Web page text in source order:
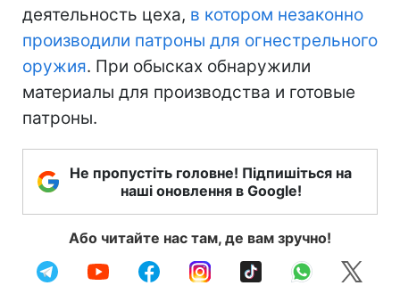
деятельность цеха, в котором незаконно
производили патроны для огнестрельного
оружия. При обысках обнаружили
материалы для производства и готовые
патроны.
Не пропустіть головне! Підпишіться на
наші оновлення в Google!
Або читайте нас там, де вам зручно!